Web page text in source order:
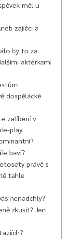
měl u
zajíčci a
by to za
aktérkami
dospělácké
zalíbení v
play
baví?
právě s
tahle
nenadchly?
zkusit? Jen